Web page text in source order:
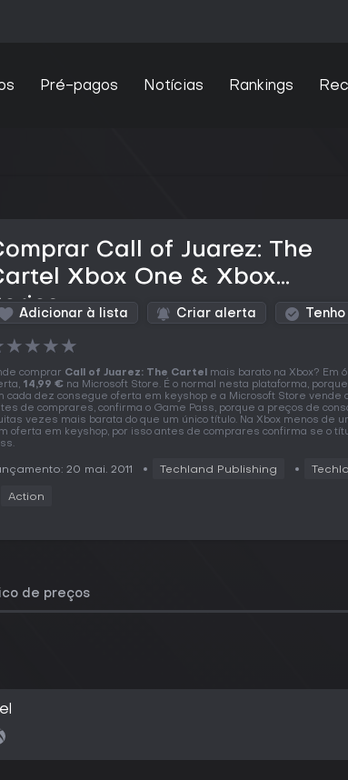
Pré-pagos Notícias Rankings
Call of Juarez: The
Xbox One & Xbox
Adicionar à lista Criar alerta Tenho
★★★★
comprar Call of Juarez: The Cartel
mais barato na Xbox? Em
14,99 € na Microsoft Store. É o normal nesta plataforma,
cada dez consegue oferta em keyshop e a Microsoft Store vende
de comprares, confirma o Game Pass, porque a preços de
vezes mais barata do que um único título. Na Xbox menos de
oferta em keyshop, por isso antes de comprares confirma se o
20 mai. 2011 Techland Publishing
Action
de preços